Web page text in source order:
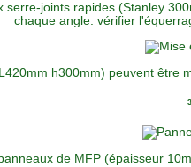
serre-joints rapides (Stanley
chaque angle. vérifier
h300mm) peuvent être
de MFP (épaisseur